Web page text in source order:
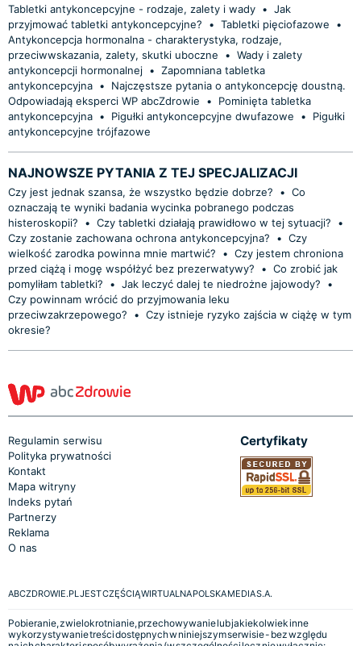
Tabletki antykoncepcyjne - rodzaje, zalety i wady • Jak
przyjmować tabletki antykoncepcyjne?
• Tabletki pięciofazowe
•
Antykoncepcja hormonalna - charakterystyka, rodzaje,
przeciwwskazania, zalety, skutki uboczne
• Wady i zalety
antykoncepcji hormonalnej • Zapomniana tabletka
antykoncepcyjna •
Najczęstsze pytania o antykoncepcję doustną.
Odpowiadają eksperci WP abcZdrowie
•
Pominięta tabletka
antykoncepcyjna • Pigułki antykoncepcyjne dwufazowe •
Pigułki
antykoncepcyjne trójfazowe
NAJNOWSZE PYTANIA Z TEJ SPECJALIZACJI
Czy jest jednak szansa, że wszystko będzie dobrze? • Co
oznaczają te wyniki badania wycinka pobranego podczas
histeroskopii?
• Czy tabletki działają prawidłowo w tej sytuacji?
•
Czy zostanie zachowana ochrona antykoncepcyjna?
• Czy
wielkość zarodka powinna mnie martwić?
• Czy jestem chroniona
przed ciążą i mogę współżyć bez prezerwatywy?
• Co zrobić jak
pomyliłam tabletki?
• Jak leczyć dalej te niedrożne jajowody?
•
Czy powinnam wrócić do przyjmowania leku
przeciwzakrzepowego?
• Czy istnieje ryzyko zajścia w ciążę w tym
okresie?
Regulamin serwisu
Polityka prywatności
Kontakt
Mapa witryny
Indeks pytań
Partnerzy
Reklama
O nas
Certyfikaty
ABCZDROWIE.PL JEST CZĘŚCIĄ WIRTUALNA POLSKA MEDIA S.A.
Pobieranie, zwielokrotnianie, przechowywanie lub jakiekolwiek inne
wykorzystywanie treści dostępnych w niniejszym serwisie - bez względu